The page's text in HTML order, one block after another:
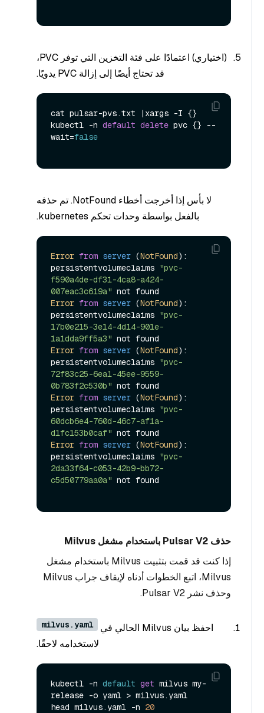
(اختياري) اعتمادًا على فئة التخزين التي توفر PVC،
قد تحتاج أيضًا إلى إزالة PVC يدويًا.
cat pulsar-pvs.txt |xargs -I {}
kubectl -n default delete pvc {} --
wait=false
لا بأس إذا أخرجت أخطاء NotFound. تم حذفه
بالفعل بواسطة وحدات تحكم kubernetes.
Error from server (NotFound):
persistentvolumeclaims "pvc-
f590a4de-df31-4ca8-a424-
007eac3c619a"
Error from server (NotFound):
persistentvolumeclaims "pvc-
17b0e215-3e14-4d14-901e-
1a1dda9ff5a3"
Error from server (NotFound):
persistentvolumeclaims "pvc-
72f83c25-6ea1-45ee-9559-
0b783f2c530b"
Error from server (NotFound):
persistentvolumeclaims "pvc-
60dcb6e4-760d-46c7-af1a-
d1fc153b0caf"
Error from server (NotFound):
persistentvolumeclaims "pvc-
2da33f64-c053-42b9-bb72-
c5d50779aa0a" not found
حذف Pulsar V2 باستخدام مشغل Milvus
إذا كنت قد قمت بتثبيت Milvus باستخدام مشغل
Milvus، اتبع الخطوات أدناه لإيقاف جراب Milvus
وحذف نشر Pulsar V2.
احفظ بيان Milvus الحالي في milvus.yaml
لاستخدامه لاحقًا.
kubectl -n default get milvus my-
release -o yaml > milvus.yaml
head milvus.yaml -n 20